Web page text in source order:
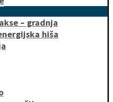
– gradnja
hiša